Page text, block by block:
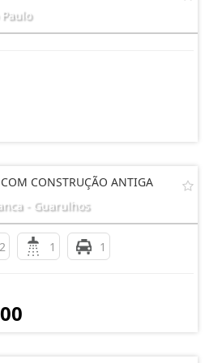
CONSTRUÇÃO ANTIGA
- Guarulhos
2 1 1